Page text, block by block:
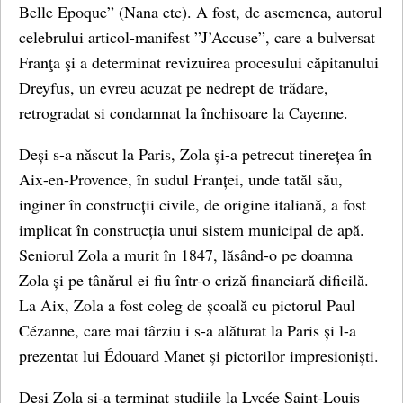
Belle Epoque” (Nana etc). A fost, de asemenea, autorul
celebrului articol-manifest ”J’Accuse”, care a bulversat
Franţa şi a determinat revizuirea procesului căpitanului
Dreyfus, un evreu acuzat pe nedrept de trădare,
retrogradat si condamnat la închisoare la Cayenne.
Deși s-a născut la Paris, Zola și-a petrecut tinerețea în
Aix-en-Provence, în sudul Franței, unde tatăl său,
inginer în construcții civile, de origine italiană, a fost
implicat în construcția unui sistem municipal de apă.
Seniorul Zola a murit în 1847, lăsând-o pe doamna
Zola și pe tânărul ei fiu într-o criză financiară dificilă.
La Aix, Zola a fost coleg de școală cu pictorul Paul
Cézanne, care mai târziu i s-a alăturat la Paris și l-a
prezentat lui Édouard Manet și pictorilor impresioniști.
Deși Zola și-a terminat studiile la Lycée Saint-Louis